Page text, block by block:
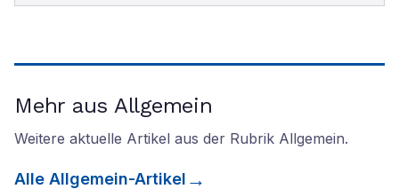
Mehr aus Allgemein
Weitere aktuelle Artikel aus der Rubrik Allgemein.
Alle Allgemein-Artikel